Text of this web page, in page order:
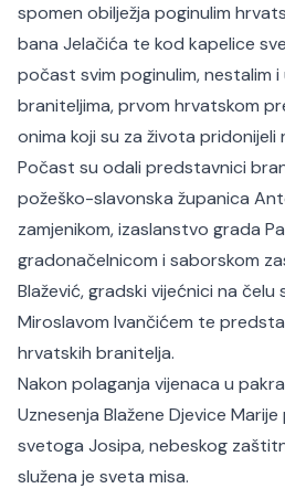
spomen obilježja poginulim
bana Jelačića te kod kapelice
počast svim poginulim, nestalim
braniteljima, prvom hrvatskom
onima koji su za života pridonijeli
Počast su odali predstavnici
požeško-slavonska županica
zamjenikom, izaslanstvo grada
gradonačelnicom i saborskom
Blažević, gradski vijećnici na čelu
Miroslavom Ivančićem te
hrvatskih branitelja.
Nakon polaganja vijenaca u
Uznesenja Blažene Djevice
svetoga Josipa, nebeskog
služena je sveta misa.